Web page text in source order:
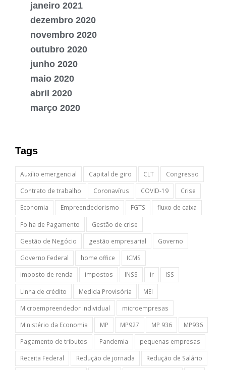
janeiro 2021
dezembro 2020
novembro 2020
outubro 2020
junho 2020
maio 2020
abril 2020
março 2020
Tags
Auxílio emergencial Capital de giro CLT
Congresso
Contrato de trabalho
Coronavírus COVID-19
Crise
Economia
Empreendedorismo FGTS
fluxo de caixa
Folha de Pagamento
Gestão de crise
Gestão de Negócio
gestão empresarial
Governo
Governo Federal
home office
ICMS
imposto de renda
impostos INSS ir
ISS
Linha de crédito
Medida Provisória
MEI
Microempreendedor Individual
microempresas
Ministério da Economia
MP MP927 MP 936
MP936
Pagamento de tributos
Pandemia
pequenas empresas
Receita Federal
Redução de jornada
Redução de Salário